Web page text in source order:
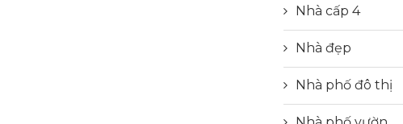
Nhà cấp 4
Nhà đẹp
Nhà phố đô thị